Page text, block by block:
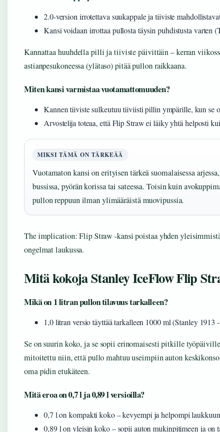
2.0-version irrotettava suukappale ja tiiviste
Kansi voidaan irrottaa pullosta täysin puhdistusta varten
Kannattaa huuhdella pilli ja tiiviste päivittäin – kerran
astianpesukoneessa (ylätaso) pitää pullon raikkaana.
Miten kansi varmistaa vuotamattomuuden?
Kannen tiiviste sulkeutuu tiiviisti pillin ympärille, kun se
Arvostelija toteaa, että Flip Straw ei läiky yhtä helposti
MIKSI TÄMÄ ON TÄRKEÄÄ
Vuotamaton kansi on erityisen tärkeä suomalaisessa
bussissa, pyörän korissa tai sateessa. Toisin kuin
pullon reppuun ilman ylimääräistä muovipussia.
The implication: Flip Straw -kansi poistaa yhden
ongelmat laukussa.
Mitä kokoja Stanley IceFlow Flip
Mikä on 1 litran pullon tilavuus tarkalleen?
1,0 litran versio täyttää tarkalleen 1000 ml (Stanley 1913
Se on suurin koko, ja se sopii erinomaisesti pitkille
mitoitettu niin, että pullo mahtuu useimpiin auton
oma pidin etukäteen.
Mitä eroa on 0,7 l ja 0,89 l versioilla?
0,7 l on kompakti koko – kevyempi ja helpompi
0,89 l on yleisin koko – sopii auton mukinpitimeen ja on